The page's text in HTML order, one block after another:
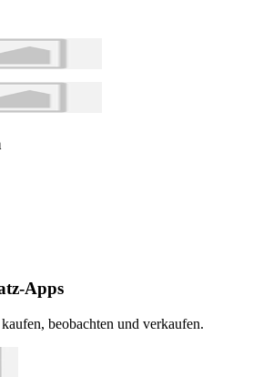
Apps
beobachten und verkaufen.